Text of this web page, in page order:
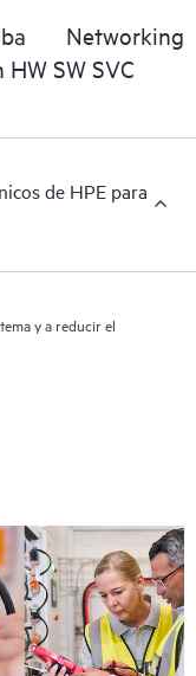
de TI localizar
Networking
SW SVC
de HPE para
y a reducir el